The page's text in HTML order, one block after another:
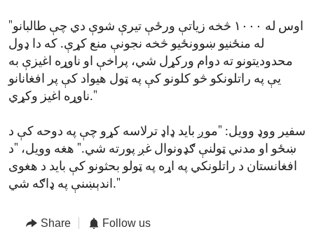
"اوس له ۱۰۰۰ څخه زیاتې ورځې تیرې شوې دي چې طالبانو
له منځنیو ښوونځیو څخه نجونې منع کړې. که دا ډول
محدودیتونو ته دوام ورکړل شي، پراخې او ناوړه اغیزې به
یې په راتلونکو څو کلونو کې په ټول هیواد کې پر افغانانو
ناوړه اغیز وکړي."
سفیر ووډ وویل: "موږ باید ډاډ ترلاسه کړو چې په دوحه کې د
ښځو او مدني ټولنې ګډونوال غږ پورته شي." هغه وویل، "د
افغانستان د راتلونکي په اړه په ټولو بحثونو کې باید د هغوی
اندېښنې په ډاګه شي."
Share Follow us